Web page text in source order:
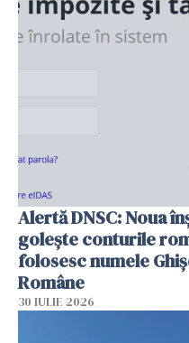
Alertă DNSC: Noua
golește conturile
folosesc numele
Române
30 IULIE 2026